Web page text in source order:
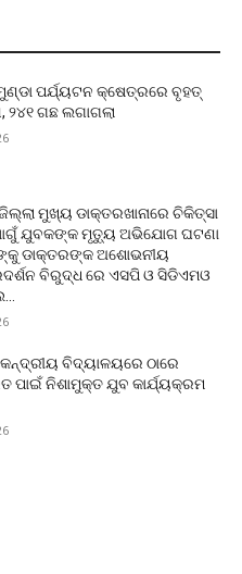
ପର୍ଯ୍ୟଟନ କ୍ଷେତ୍ରରେ ବୃହତ୍
ଗଛ ଲଗାଗଲା
ମୁଖ୍ୟ ଡାକ୍ତରଖାନାରେ ଚିକିତ୍ସା
ଯୁବକଙ୍କ ମୃତ୍ୟୁ ଅଭିଯୋଗ ଘଟଣା
ଙ୍କୁ ଡାକ୍ତରଙ୍କ ଅଶୋଭନୀୟ
ବିରୁଦ୍ଧ ରେ ଏସପି ଓ ସିଡିଏମଓ
ବିଦ୍ୟାଳୟରେ ଠାରେ
ପାଇଁ ନିଶାମୁକ୍ତ ଯୁବ କାର୍ଯ୍ୟକ୍ରମ